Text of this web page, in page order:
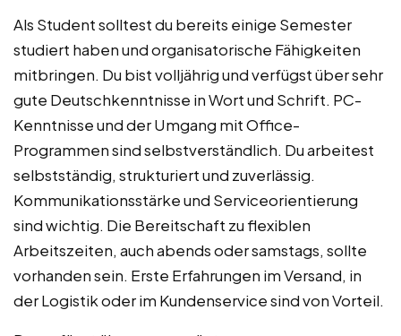
Als Student solltest du bereits einige Semester
studiert haben und organisatorische Fähigkeiten
mitbringen. Du bist volljährig und verfügst über sehr
gute Deutschkenntnisse in Wort und Schrift. PC-
Kenntnisse und der Umgang mit Office-
Programmen sind selbstverständlich. Du arbeitest
selbstständig, strukturiert und zuverlässig.
Kommunikationsstärke und Serviceorientierung
sind wichtig. Die Bereitschaft zu flexiblen
Arbeitszeiten, auch abends oder samstags, sollte
vorhanden sein. Erste Erfahrungen im Versand, in
der Logistik oder im Kundenservice sind von Vorteil.